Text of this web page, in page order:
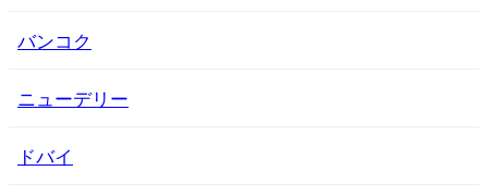
バンコク
ニューデリー
ドバイ